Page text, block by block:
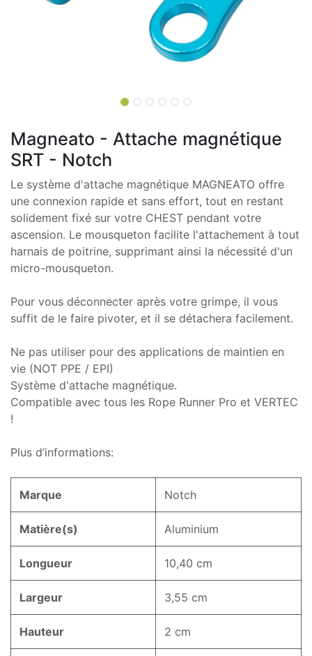
Magneato - Attache magnétique
SRT - Notch
Le système d'attache magnétique MAGNEATO offre
une connexion rapide et sans effort, tout en restant
solidement fixé sur votre CHEST pendant votre
ascension. Le mousqueton facilite l'attachement à tout
harnais de poitrine, supprimant ainsi la nécessité d'un
micro-mousqueton.
Pour vous déconnecter après votre grimpe, il vous
suffit de le faire pivoter, et il se détachera facilement.
Ne pas utiliser pour des applications de maintien en
vie (NOT PPE / EPI)
Système d'attache magnétique.
Compatible avec tous les Rope Runner Pro et VERTEC
!
Plus d’informations:
Marque Notch
Matière(s) Aluminium
Longueur 10,40 cm
Largeur 3,55 cm
Hauteur 2 cm